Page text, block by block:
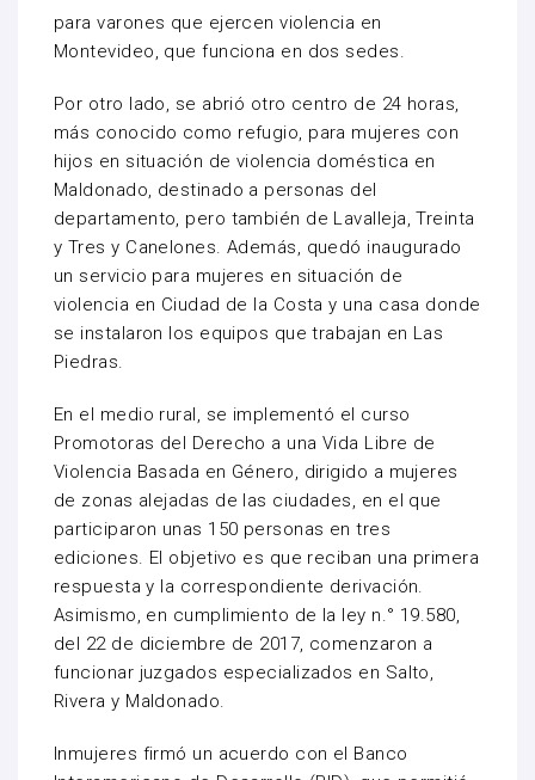
para varones que ejercen violencia en
Montevideo, que funciona en dos sedes.
Por otro lado, se abrió otro centro de 24 horas,
más conocido como refugio, para mujeres con
hijos en situación de violencia doméstica en
Maldonado, destinado a personas del
departamento, pero también de Lavalleja, Treinta
y Tres y Canelones. Además, quedó inaugurado
un servicio para mujeres en situación de
violencia en Ciudad de la Costa y una casa donde
se instalaron los equipos que trabajan en Las
Piedras.
En el medio rural, se implementó el curso
Promotoras del Derecho a una Vida Libre de
Violencia Basada en Género, dirigido a mujeres
de zonas alejadas de las ciudades, en el que
participaron unas 150 personas en tres
ediciones. El objetivo es que reciban una primera
respuesta y la correspondiente derivación.
Asimismo, en cumplimiento de la ley n.° 19.580,
del 22 de diciembre de 2017, comenzaron a
funcionar juzgados especializados en Salto,
Rivera y Maldonado.
Inmujeres firmó un acuerdo con el Banco